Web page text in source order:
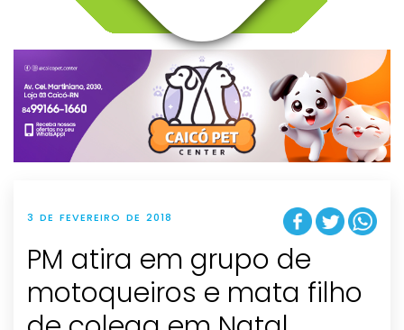
v
g
t
i
o
n
3 DE FEVEREIRO DE 2018
PM atira em grupo de
motoqueiros e mata filho